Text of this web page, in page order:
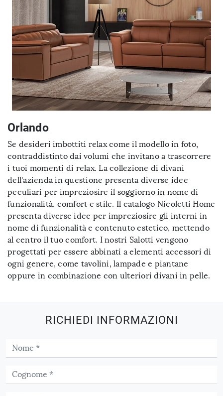
Orlando
Se desideri imbottiti relax come il modello in foto,
contraddistinto dai volumi che invitano a trascorrere
i tuoi momenti di relax. La collezione di divani
dell'azienda in questione presenta diverse idee
peculiari per impreziosire il soggiorno in nome di
funzionalità, comfort e stile. Il catalogo Nicoletti Home
presenta diverse idee per impreziosire gli interni in
nome di funzionalità e contenuto estetico, mettendo
al centro il tuo comfort. I nostri Salotti vengono
progettati per essere abbinati a elementi accessori di
ogni genere, come tavolini, lampade e piantane
oppure in combinazione con ulteriori divani in pelle.
RICHIEDI INFORMAZIONI